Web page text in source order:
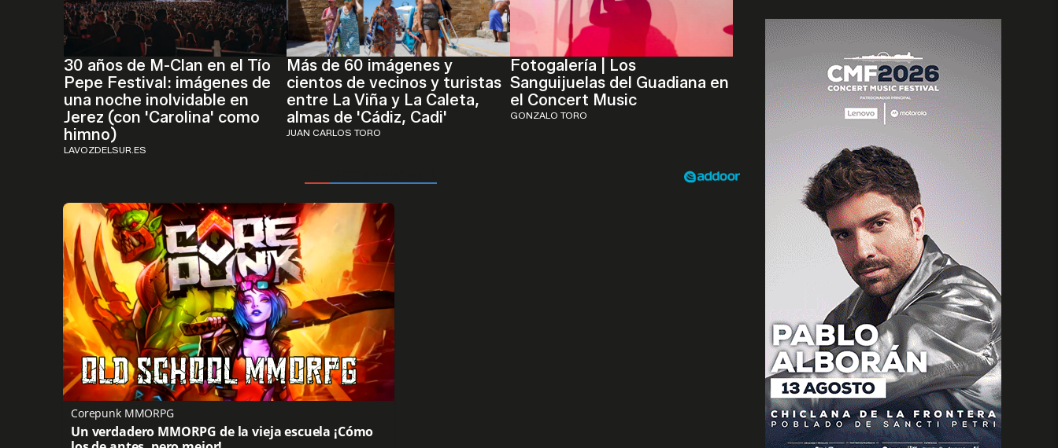
30 años de M-Clan en el Tío
Pepe Festival: imágenes de
una noche inolvidable en
Jerez (con 'Carolina' como
himno)
LAVOZDELSUR.ES
Más de 60 imágenes y
cientos de vecinos y turistas
entre La Viña y La Caleta,
almas de 'Cádiz, Cadi'
JUAN CARLOS TORO
Fotogalería | Los
Sanguijuelas del Guadiana en
el Concert Music
GONZALO TORO
Corepunk MMORPG
Un verdadero MMORPG de la vieja escuela ¡Cómo